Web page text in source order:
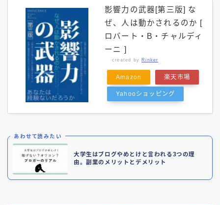
影響力の武器[第三版] な
ぜ、人は動かされるのか [
ロバート・B・チャルディ
ーニ ]
created by Rinker
Amazon 楽天市場
Yahooショッピング
あわせて読みたい
大学生はブログやめとけと言われる3つの理
由。副業のメリットとデメリット